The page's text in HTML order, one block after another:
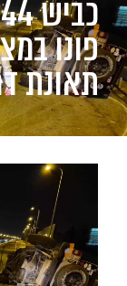
פונו
תאונת